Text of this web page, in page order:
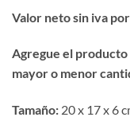
Valor neto sin iva
Agregue el
mayor o menor
Tamaño: 20 x 17 x 6